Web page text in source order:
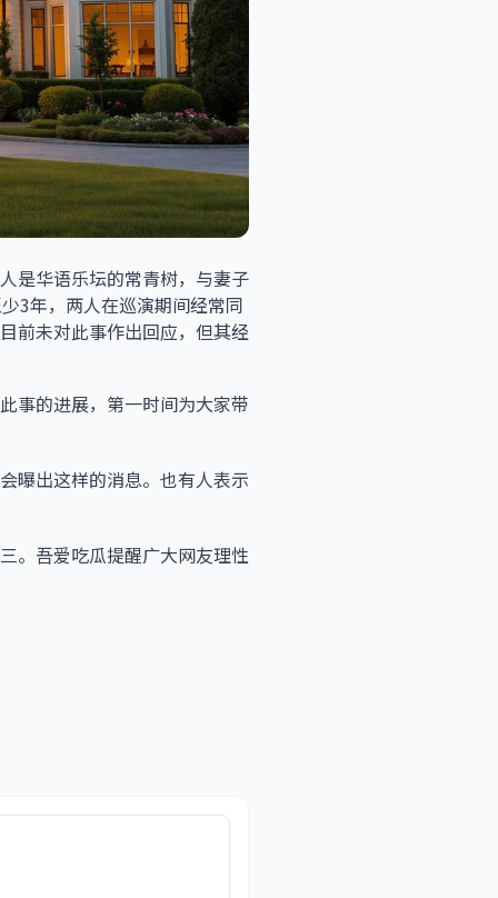
是华语乐坛的常青树，与妻子
3年，两人在巡演期间经常同
前未对此事作出回应，但其经
事的进展，第一时间为大家带
曝出这样的消息。也有人表示
。吾爱吃瓜提醒广大网友理性